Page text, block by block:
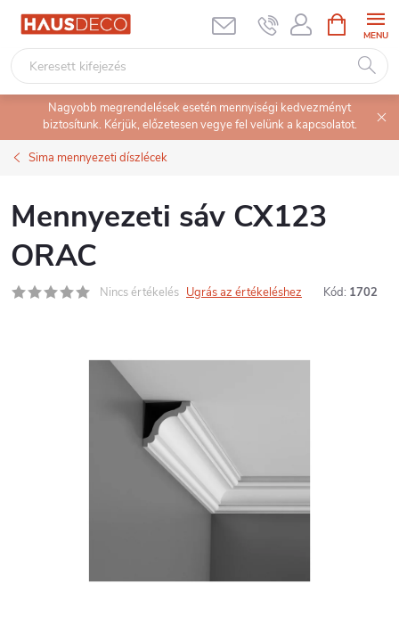
Ugrás
tartalomhoz
KOSÁR
Nagyobb megrendelések esetén mennyiségi kedvezményt
biztosítunk. Kérjük, előzetesen vegye fel velünk a kapcsolatot.
Sima mennyezeti díszlécek
Mennyezeti sáv CX123
ORAC
Nincs értékelés Ugrás az értékeléshez Kód: 1702